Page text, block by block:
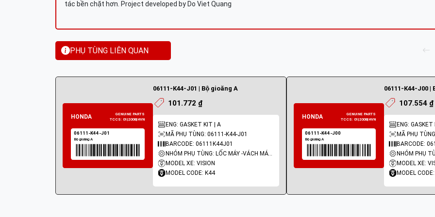
tác bền chặt hơn. Project developed by Do Viet Quang
PHỤ TÙNG LIÊN QUAN
06111-K44-J01 | Bộ gioăng A
101.772 ₫
ENG: GASKET KIT | A
MÃ PHỤ TÙNG: 06111-K44-J01
BARCODE: 06111K44J01
NHÓM PHỤ TÙNG: LỐC MÁY -VÁCH MÁY - GIOĂNG MÁY
MODEL XE: VISION
MODEL CODE: K44
06111-K44-J00 |
107.554 ₫
ENG: GASKET
MÃ PHỤ
BARCODE:
MODEL XE:
MODEL